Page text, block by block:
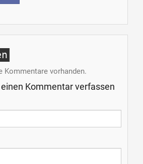
Kommentare vorhanden.
Kommentar verfassen